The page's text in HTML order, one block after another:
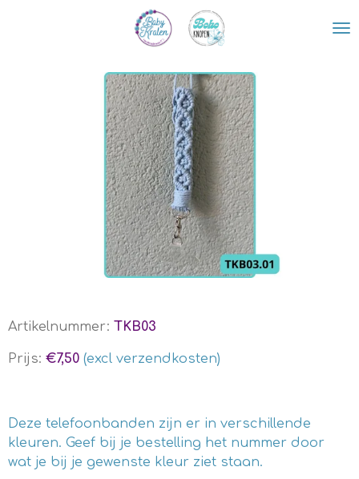
Artikelnummer: TKB03
Prijs: €7,50 (excl verzendkosten)
Deze telefoonbanden zijn er in verschillende
kleuren. Geef bij je bestelling het nummer door
wat je bij je gewenste kleur ziet staan.